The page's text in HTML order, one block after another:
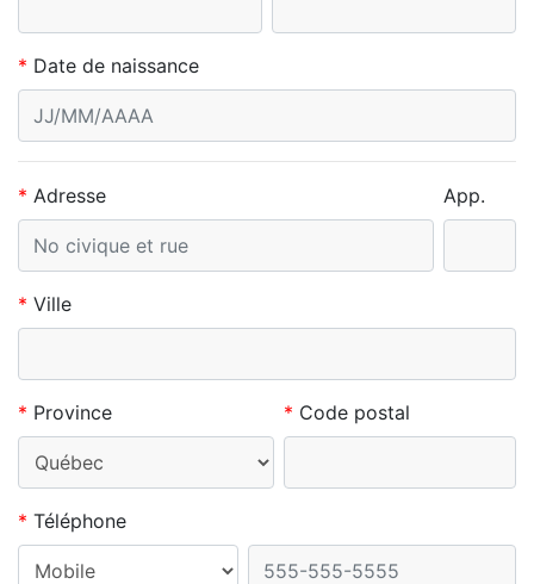
* Date de naissance
* Adresse App.
* Ville
* Province * Code postal
* Téléphone